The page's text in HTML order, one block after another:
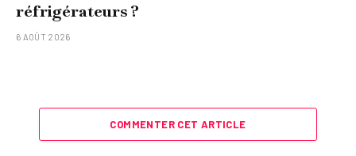
réfrigérateurs ?
6 AOÛT 2026
COMMENTER CET ARTICLE